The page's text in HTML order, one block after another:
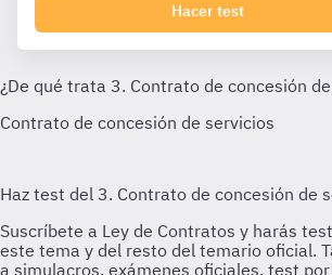
Hacer test